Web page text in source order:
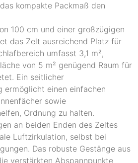
kompakte Packmaß den
100 cm und einer großzügigen
das Zelt ausreichend Platz für
umfasst 3,1 m²,
von 5 m² genügend Raum für
Ein seitlicher
ermöglicht einen einfachen
sowie
Ordnung zu halten.
an beiden Enden des Zeltes
Luftzirkulation, selbst bei
Das robuste Gestänge aus
verstärkten Abspannpunkte